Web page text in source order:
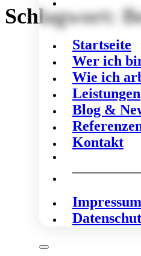
Startseite
Wer ich
Wie ich
Leistungen
Blog &
Kontakt
Impressum
Schlagwort: